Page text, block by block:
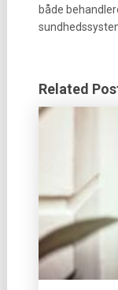
både
Related